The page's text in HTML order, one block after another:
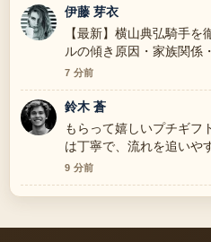
伊藤 芽衣
【最新】横山典弘騎手
ルの傾き原因・家族関係
挙解説 の背景説明が助か
ください。
7 分前
鈴木 蒼
もらって嬉しいプチギフ
は丁寧で、流れを追いや
9 分前